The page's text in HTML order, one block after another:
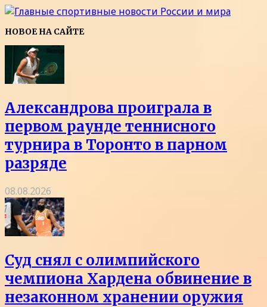
НОВОЕ НА САЙТЕ
Александрова проиграла в
первом раунде теннисного
турнира в Торонто в парном
разряде
08.08.2026
Суд снял с олимпийского
чемпиона Хардена обвинение в
незаконном хранении оружия